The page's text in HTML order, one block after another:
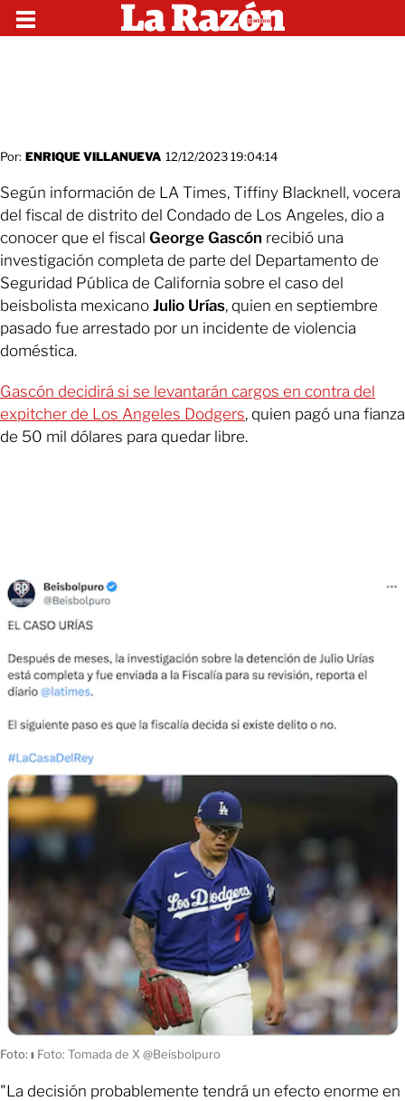
Por: ENRIQUE VILLANUEVA 12/12/2023 19:04:14
Según información de LA Times, Tiffiny Blacknell, vocera
del fiscal de distrito del Condado de Los Angeles, dio a
conocer que el fiscal George Gascón recibió una
investigación completa de parte del Departamento de
Seguridad Pública de California sobre el caso del
beisbolista mexicano Julio Urías, quien en septiembre
pasado fue arrestado por un incidente de violencia
doméstica.
Gascón decidirá si se levantarán cargos en contra del
expitcher de Los Angeles Dodgers, quien pagó una fianza
de 50 mil dólares para quedar libre.
Foto:ı Foto: Tomada de X @Beisbolpuro
"La decisión probablemente tendrá un efecto enorme en